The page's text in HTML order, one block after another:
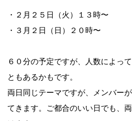
・２月２５日（火）１３時〜
・３月２日（日）２０時〜⁡
６０分の予定ですが、人数によっ
ともあるかもです。
両日同じテーマですが、メンバー
てきます。ご都合のいい日でも、